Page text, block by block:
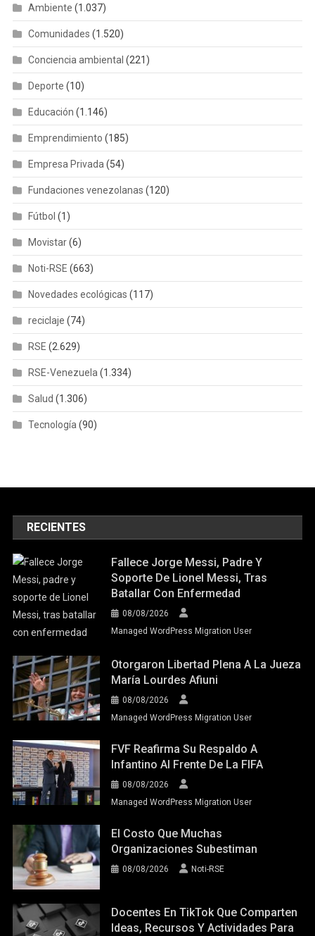
Ambiente (1.037)
Comunidades (1.520)
Conciencia ambiental (221)
Deporte (10)
Educación (1.146)
Emprendimiento (185)
Empresa Privada (54)
Fundaciones venezolanas (120)
Fútbol (1)
Movistar(6)
Noti-RSE (663)
Novedades ecológicas (117)
reciclaje (74)
RSE (2.629)
RSE-Venezuela (1.334)
Salud (1.306)
Tecnología (90)
RECIENTES
Fallece Jorge Messi, Padre Y
Soporte De Lionel Messi, Tras
Batallar Con Enfermedad
08/08/2026
Managed WordPress Migration User
Otorgaron Libertad Plena A La Jueza
María Lourdes Afiuni
08/08/2026
Managed WordPress Migration User
FVF Reafirma Su Respaldo A
Infantino Al Frente De La FIFA
08/08/2026
Managed WordPress Migration User
El Costo Que Muchas
Organizaciones Subestiman
08/08/2026 Noti-RSE
Docentes En TikTok Que Comparten
Ideas, Recursos Y Actividades Para